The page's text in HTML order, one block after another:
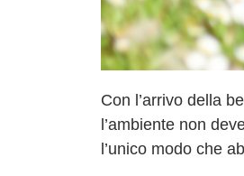
Con l’arrivo della
l’ambiente non
l’unico modo che